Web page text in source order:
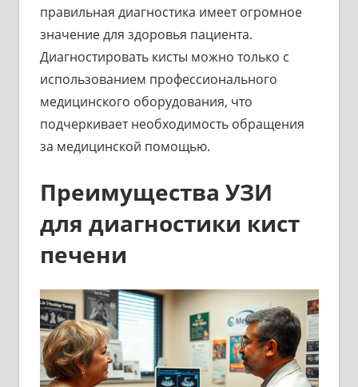
правильная диагностика имеет огромное
значение для здоровья пациента.
Диагностировать кисты можно только с
использованием профессионального
медицинского оборудования, что
подчеркивает необходимость обращения
за медицинской помощью.
Преимущества УЗИ
для диагностики кист
печени